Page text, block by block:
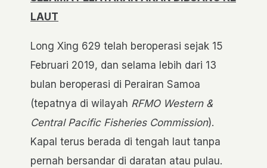
LAUT
Long Xing 629 telah beroperasi sejak 15
Februari 2019, dan selama lebih dari 13
bulan beroperasi di Perairan Samoa
(tepatnya di wilayah RFMO Western &
Central Pacific Fisheries Commission).
Kapal terus berada di tengah laut tanpa
pernah bersandar di daratan atau pulau.